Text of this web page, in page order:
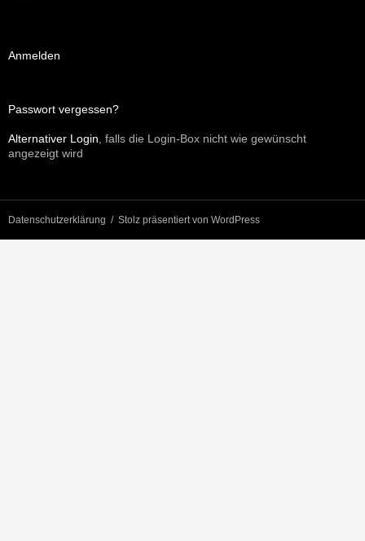
Anmelden
Passwort vergessen?
Alternativer Login , falls die Login-Box nicht wie gewünscht
angezeigt wird
Datenschutzerklärung Stolz präsentiert von WordPress